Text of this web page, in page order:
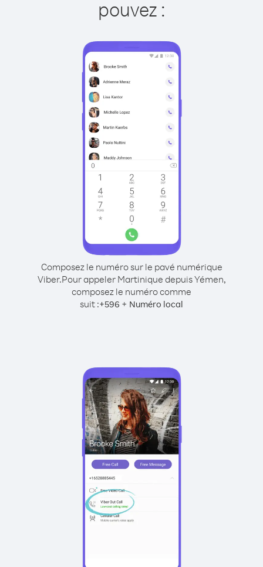
pouvez :
Composez le numéro sur le pavé numérique
Viber.Pour appeler Martinique depuis Yémen,
composez le numéro comme
suit :+596 + Numéro local